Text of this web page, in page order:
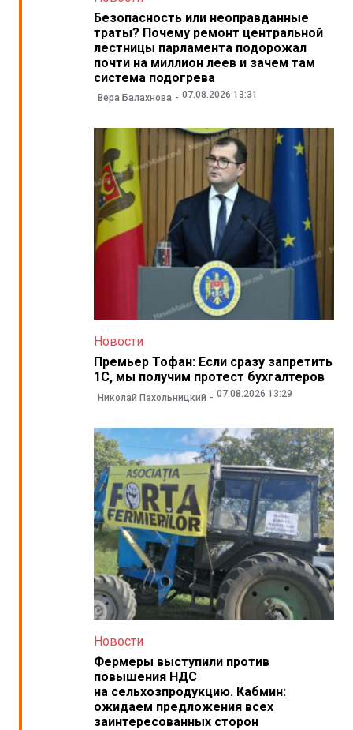
Безопасность или неоправданные
траты? Почему ремонт центральной
лестницы парламента подорожал
почти на миллион леев и зачем там
система подогрева
Вера Балахнова 07.08.2026 13:31
Новости
Премьер Тофан: Если сразу запретить
1С, мы получим протест бухгалтеров
Николай Пахольницкий 07.08.2026 13:29
Новости
Фермеры выступили против
повышения НДС
на сельхозпродукцию. Кабмин:
ожидаем предложения всех
заинтересованных сторон